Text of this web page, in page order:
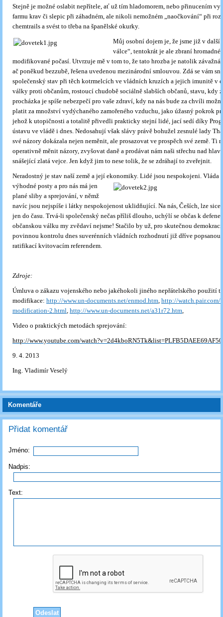
Stejně je možné oslabit nepřítele, ať už tím hladomorem, nebo přinucením
farmu krav či slepic při záhadném, ale nikoli nemožném „naočkování“ při
chemtrails a svést to třeba na španělské okurky.
Můj osobní dojem je, že jsme již v další
válce“, tentokrát je ale zbraní
modifikované počasí. Utvrzuje mě v tom to, že tato hrozba je natolik závažná,
ač poněkud bezzubě, řešena uvedenou mezinárodní smlouvou. Zdá se vám
společenský stav při těch kotrmelcích ve vládních kruzích a jejich imunitě v
války proti občanům, rostoucí chudobě sociálně slabších občanů, stavu, kdy
procházka je spíše nebezpečí pro vaše zdraví, kdy na nás bude za chvíli
platit za množství vydýchaného zamořeného vzduchu, jako úžasný pokrok
jehož k utopičnosti a totalitě přivedli prakticky stejní lidé, jací sedí díky
ústavu ve vládě i dnes. Nedosahují však slávy právě bohužel zesnulé lady
své názory dokázala nejen neměnit, ale prosazovat ve prospěch své země. Ti
operativně měnit názory, zvyšovat daně a prodávat nám naši střechu nad
snášející zlatá vejce. Jen když jim to nese tolik, že se zdráhají to zveřejnit.
Neradostný je stav naší země a její ekonomiky. Lidé jsou nespokojeni. Vláda
výhodné posty a pro nás má jen
plané sliby a sprejování, v němž
navíc jsou nejspíše i látky nespokojenost uklidňující. Na nás, Češích, lze
jen do času. Trvá-li společenský nečas příliš dlouho, uchýlí se občas k
občanskou válku my zvědaví nejsme! Stačilo by už, pro skutečnou
povinnou kontrolu dnes suverénních vládních rozhodnutí již dříve popsanou
ratifikací kvitovacím referendem.
Zdroje:
Úmluva o zákazu vojenského nebo jakéhokoli jiného nepřátelského použití
modifikace: http://www.un-documents.net/enmod.htm, http://watch.pair.com/
modification-2.html, http://www.un-documents.net/a31r72.htm,
Video o praktických metodách sprejování:
http://www.youtube.com/
9. 4. 2013
Ing. Vladimír Veselý
Komentáře
Přidat komentář
Jméno:
Nadpis:
Text: